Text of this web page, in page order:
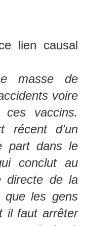
lien causal
masse de
voire
vaccins.
récent d’un
part dans le
conclut au
directe de la
les gens
il faut arrêter